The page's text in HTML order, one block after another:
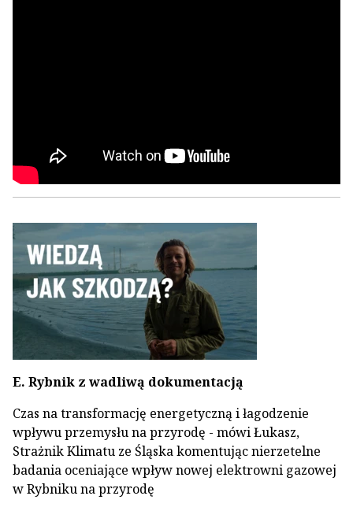
E. Rybnik z wadliwą dokumentacją
Czas na transformację energetyczną i łagodzenie
wpływu przemysłu na przyrodę - mówi Łukasz,
Strażnik Klimatu ze Śląska komentując nierzetelne
badania oceniające wpływ nowej elektrowni gazowej
w Rybniku na przyrodę